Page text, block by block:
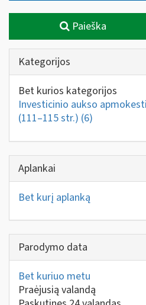
Paieška
Kategorijos
Bet kurios kategorijos
Investicinio aukso
(111–115 str.) (6)
Aplankai
Bet kurį aplanką
Parodymo data
Bet kuriuo metu
Praėjusią valandą